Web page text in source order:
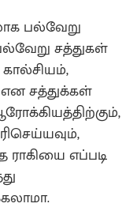
பல்வேறு
சத்துகள்
கால்சியம்,
சத்துக்கள்
ராகியை எப்படி